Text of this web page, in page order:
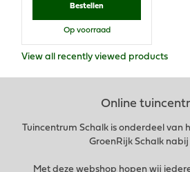
Bestellen
Op voorraad
View all recently viewed products
Online
Tuincentrum Schalk is onderdeel van
GroenRijk Schalk
Met deze webshop hopen wij